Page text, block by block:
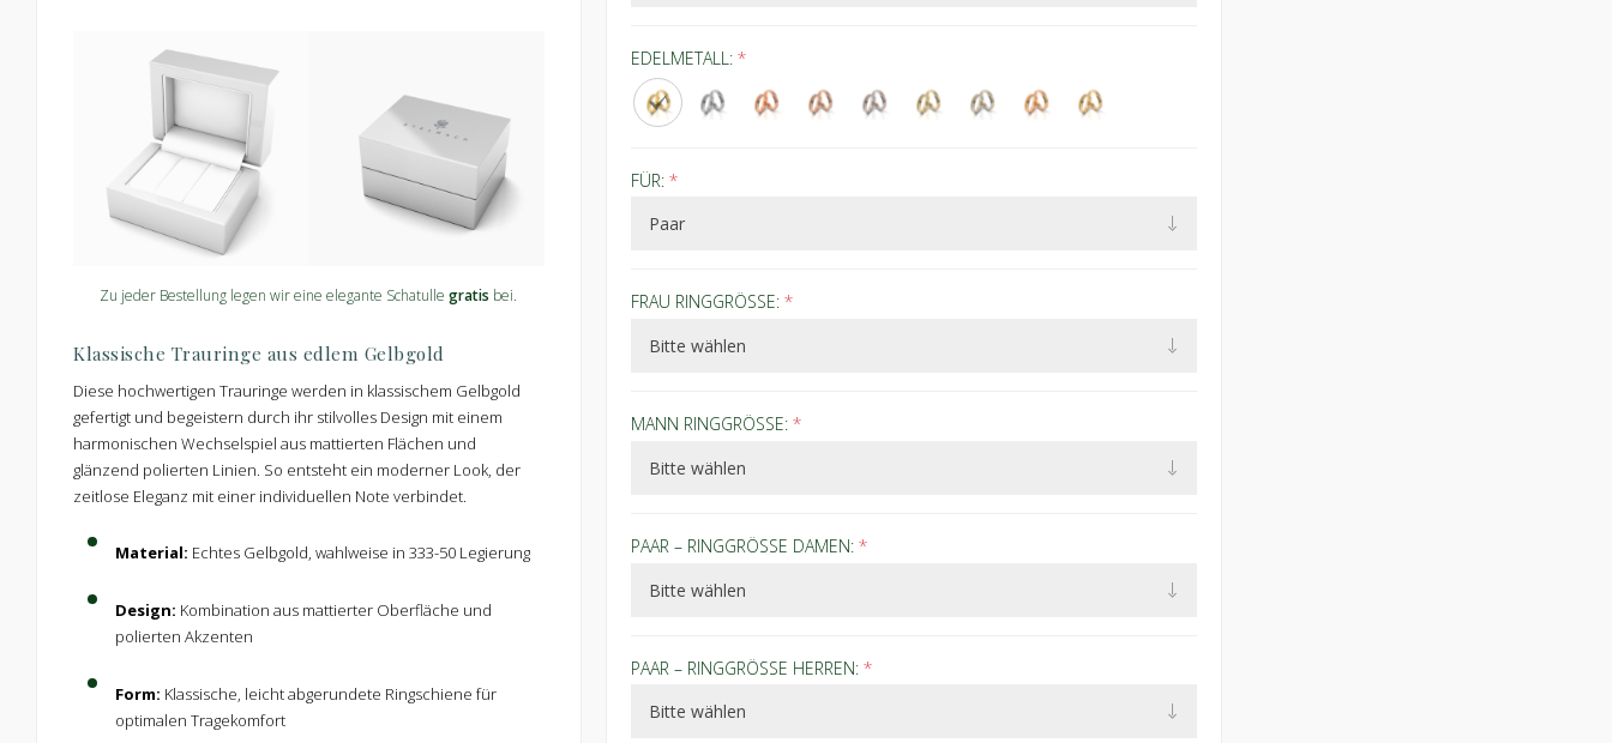
Zu jeder Bestellung legen wir eine elegante Schatullegratis bei.
Klassische Trauringe aus edlem Gelbgold
Diese hochwertigen Trauringe werden in klassischem Gelbgold
gefertigt und begeistern durch ihr stilvolles Design mit einem
harmonischen Wechselspiel aus mattierten Flächen und
glänzend polierten Linien. So entsteht ein moderner Look, der
zeitlose Eleganz mit einer individuellen Note verbindet.
Material: Echtes Gelbgold, wahlweise in 333-50 Legierung
Design: Kombination aus mattierter Oberfläche und
polierten Akzenten
Form: Klassische, leicht abgerundete Ringschiene für
optimalen Tragekomfort
EDELMETALL: *
FÜR: *
FRAU RINGGRÖSSE: *
MANN RINGGRÖSSE: *
PAAR – RINGGRÖSSE DAMEN: *
PAAR – RINGGRÖSSE HERREN: *